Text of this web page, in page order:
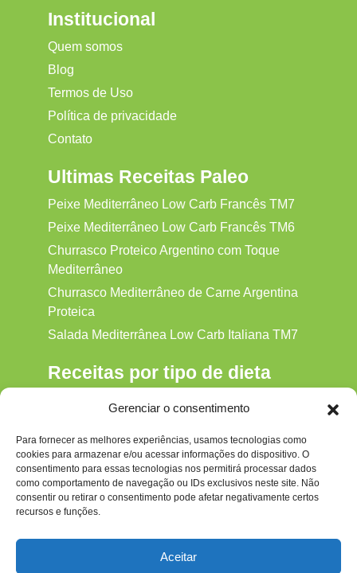
Gerenciar o consentimento
Para fornecer as melhores experiências, usamos tecnologias como
cookies para armazenar e/ou acessar informações do dispositivo. O
consentimento para essas tecnologias nos permitirá processar dados
como comportamento de navegação ou IDs exclusivos neste site. Não
consentir ou retirar o consentimento pode afetar negativamente certos
recursos e funções.
Aceitar
Institucional
Quem somos
Blog
Termos de Uso
Política de privacidade
Contato
Ultimas Receitas Paleo
Peixe Mediterrâneo Low Carb Francês TM7
Peixe Mediterrâneo Low Carb Francês TM6
Churrasco Proteico Argentino com Toque
Mediterrâneo
Churrasco Mediterrâneo de Carne Argentina
Proteica
Salada Mediterrânea Low Carb Italiana TM7
Receitas por tipo de dieta
Gluten‑free
Hipocalórica
Low Carb
Nenhum
Paleo